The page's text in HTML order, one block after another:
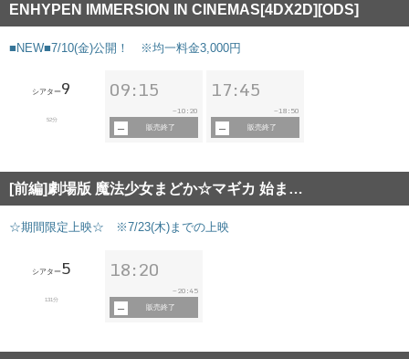
ENHYPEN IMMERSION IN CINEMAS[4DX2D][ODS]
■NEW■7/10(金)公開！ ※均一料金3,000円
シアター9
52分
09:15
~10:20
販売終了
17:45
~18:50
販売終了
[前編]劇場版 魔法少女まどか☆マギカ 始ま…
☆期間限定上映☆ ※7/23(木)までの上映
シアター5
131分
18:20
~ 20:45
販売終了